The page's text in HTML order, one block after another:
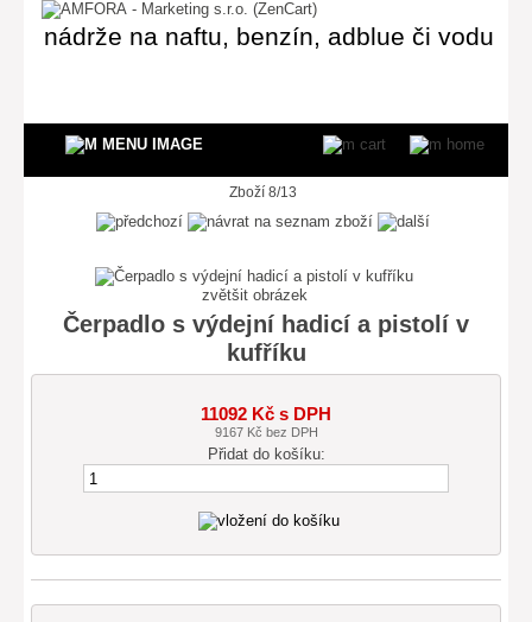
nádrže na naftu, benzín, adblue či vodu
Zboží 8/13
zvětšit obrázek
Čerpadlo s výdejní hadicí a pistolí v
kufříku
11092 Kč s DPH
9167 Kč bez DPH